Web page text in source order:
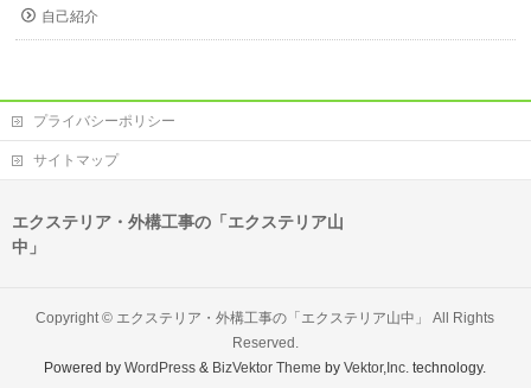
自己紹介
プライバシーポリシー
サイトマップ
エクステリア・外構工事の「エクステリア山
中」
Copyright © エクステリア・外構工事の「エクステリア山中」
All Rights
Reserved.
Powered byWordPress & BizVektor Theme byVektor,Inc. technology.